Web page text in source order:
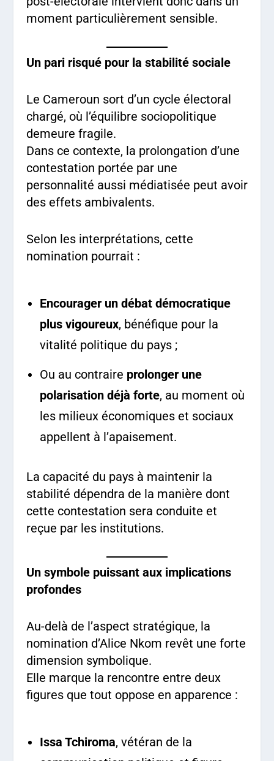
moment particulièrement sensible.
Un pari risqué pour la stabilité sociale
Le Cameroun sort d’un cycle électoral
chargé, où l’équilibre sociopolitique
demeure fragile.
Dans ce contexte, la prolongation d’une
contestation portée par une
personnalité aussi médiatisée peut avoir
des effets ambivalents.
Selon les interprétations, cette
nomination pourrait :
Encourager un débat démocratique
plus vigoureux, bénéfique pour la
vitalité politique du pays ;
Ou au contraire prolonger une
polarisation déjà forte, au moment où
les milieux économiques et sociaux
appellent à l’apaisement.
La capacité du pays à maintenir la
stabilité dépendra de la manière dont
cette contestation sera conduite et
reçue par les institutions.
Un symbole puissant aux implications
profondes
Au-delà de l’aspect stratégique, la
nomination d’Alice Nkom revêt une forte
dimension symbolique.
Elle marque la rencontre entre deux
figures que tout oppose en apparence :
Issa Tchiroma, vétéran de la